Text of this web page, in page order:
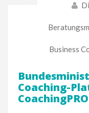
Business
Coaching-
CoachingPRO